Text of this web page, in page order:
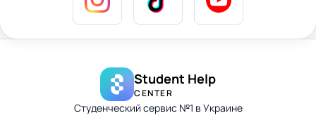
Student Help
CENTER
Студенческий сервис №1 в Украине